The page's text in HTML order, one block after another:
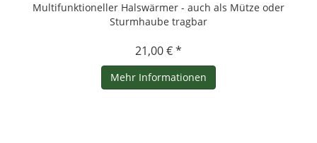
Multifunktioneller Halswärmer - auch als Mütze oder
Sturmhaube tragbar
21,00 € *
Mehr Informationen